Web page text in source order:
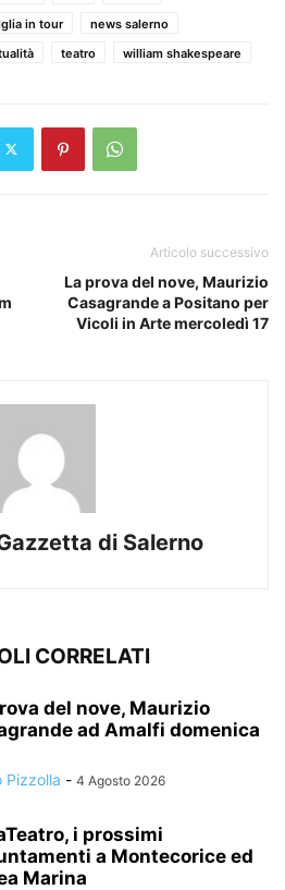
in tour
news salerno
teatro william shakespeare
Articolo successivo
La prova del nove, Maurizio
Casagrande a Positano per
Vicoli in Arte mercoledì 17
di Salerno
CORRELATI
del nove, Maurizio
ad Amalfi domenica
Pizzolla - 4 Agosto 2026
i prossimi
a Montecorice ed
Marina